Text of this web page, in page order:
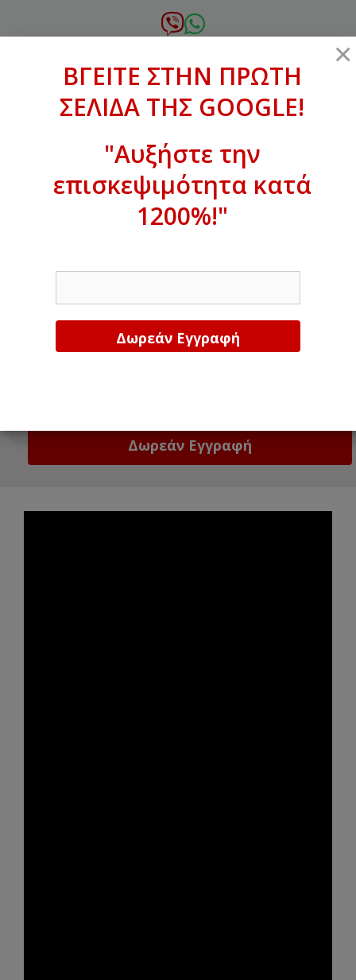
σε
xanthogenous@gmail.com
ΒΓΕΙΤΕ ΣΤΗΝ ΠΡΩΤΗ ΣΕΛΙΔΑ ΤΗΣ
GOOGLE!
×
ΒΓΕΙΤΕ ΣΤΗΝ ΠΡΩΤΗ
ΣΕΛΙΔΑ ΤΗΣ GOOGLE!
"Αυξήστε την
επισκεψιμότητα κατά
1200%!"